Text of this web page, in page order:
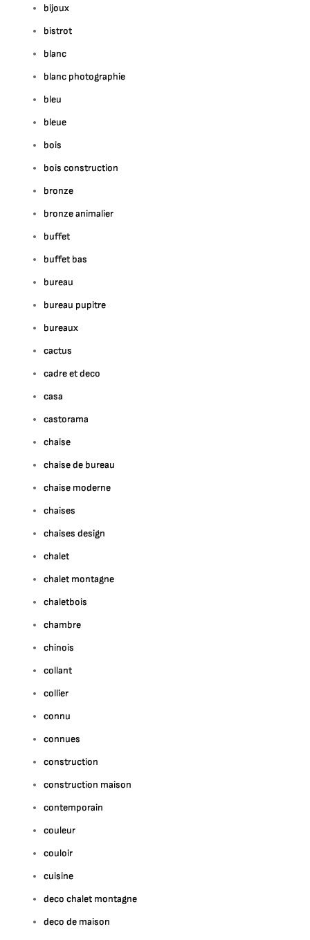
bijoux
bistrot
blanc
blanc photographie
bleu
bleue
bois
bois construction
bronze
bronze animalier
buffet
buffet bas
bureau
bureau pupitre
bureaux
cactus
cadre et deco
casa
castorama
chaise
chaise de bureau
chaise moderne
chaises
chaises design
chalet
chalet montagne
chaletbois
chambre
chinois
collant
collier
connu
connues
construction
construction maison
contemporain
couleur
couloir
cuisine
deco chalet montagne
deco de maison